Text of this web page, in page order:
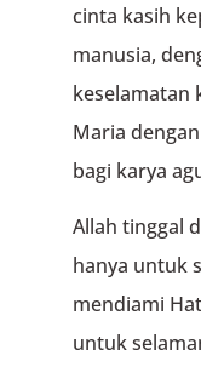
cinta kasih
manusia,
keselamatan
Maria
bagi karya
Allah tinggal
hanya untuk
mendiami
untuk